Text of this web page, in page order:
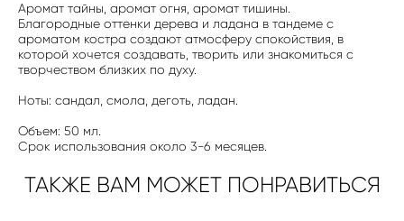
Аромат тайны, аромат огня, аромат тишины.
Благородные оттенки дерева и ладана в тандеме с
ароматом костра создают атмосферу спокойствия, в
которой хочется создавать, творить или знакомиться с
творчеством близких по духу.
Ноты: сандал, смола, деготь, ладан.
Объем: 50 мл.
Срок использования около 3-6 месяцев.
ТАКЖЕ ВАМ МОЖЕТ ПОНРАВИТЬСЯ